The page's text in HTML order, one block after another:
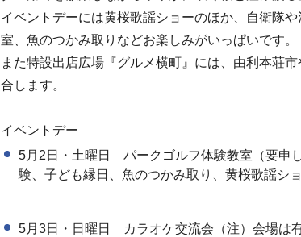
イベントデーには黄桜歌謡ショーのほか、自衛隊
室、魚のつかみ取りなどお楽しみがいっぱいです。
また特設出店広場『グルメ横町』には、由利本荘
合します。
イベントデー
5月2日・土曜日 パークゴルフ体験教室（要申
験、子ども縁日、魚のつかみ取り、黄桜歌謡シ
5月3日・日曜日 カラオケ交流会（注）会場は